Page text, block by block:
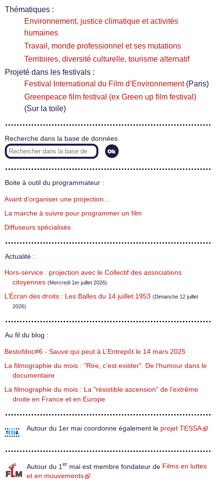
Thématiques :
Environnement, justice climatique et activités
humaines
Travail, monde professionnel et ses mutations
Territoires, diversité culturelle, tourisme alternatif
Projeté dans les festivals :
Festival International du Film d’Environnement (Paris)
Greenpeace film festival (ex Green up film festival)
(Sur la toile)
Recherche dans la base de données
Boite à outil du programmateur :
Avant d’organiser une projection…
La marche à suivre pour programmer un film
Diffuseurs spécialisés
Actualité :
Hors-service : projection avec le Collectif des associations
citoyennes (Mercredi 1er juillet 2026)
L’Écran des droits : Les Balles du 14 juillet 1953 (Dimanche 12 juillet
2026)
Au fil du blog :
Bestofdoc#6 - Sauve qui peut à L’Entrepôt le 14 mars 2025
La filmographie du mois : "Rire, c’est exister". De l’humour dans le
documentaire
La filmographie du mois : La "résistible ascension" de l’extrême
droite en France et en Europe
Autour du 1er mai coordonne également le projet TESSA
Autour du 1 er mai est membre fondateur de Films en luttes
et en mouvements